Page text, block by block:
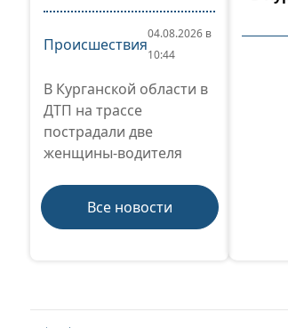
Происшествия
04.08.2026 в
10:44
В Курганской области в
ДТП на трассе
пострадали две
женщины-водителя
Все новости